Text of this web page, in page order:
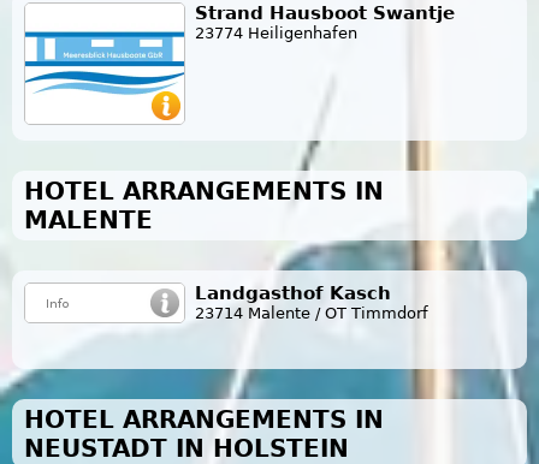
Strand Hausboot Swantje
23774 Heiligenhafen
HOTEL ARRANGEMENTS IN
MALENTE
Landgasthof Kasch
23714 Malente / OT Timmdorf
HOTEL ARRANGEMENTS IN
NEUSTADT IN HOLSTEIN